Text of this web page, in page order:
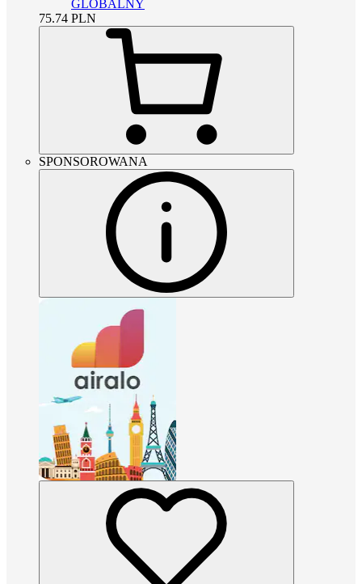
GLOBALNY
75.74 PLN
SPONSOROWANA